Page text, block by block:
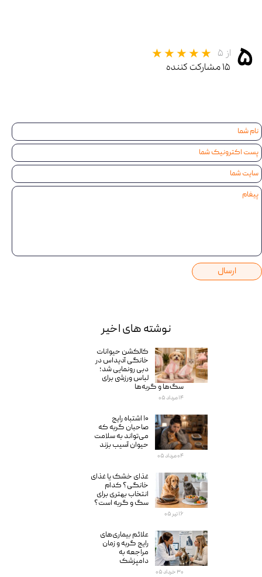
۵ از ۵
۱۵ مشارکت کننده
ارسال
نوشته های اخیر
کالکشن حیوانات
خانگی آدیداس در
دبی رونمایی شد؛
لباس ورزشی برای
سگ‌ها و گربه‌ها
۱۴ مرداد ۰۵
۱۰ اشتباه رایج
صاحبان گربه که
می‌تواند به سلامت
حیوان آسیب بزند
۰۴ مرداد ۰۵
غذای خشک یا غذای
خانگی؟ کدام
انتخاب بهتری برای
سگ و گربه است؟
۱۶ تیر ۰۵
علائم بیماری‌های
رایج گربه و زمان
مراجعه به
دامپزشک
۳۰ خرداد ۰۵